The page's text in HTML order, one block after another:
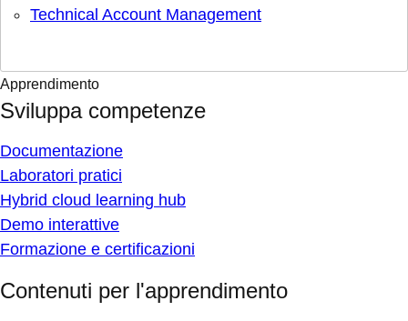
Technical Account Management
Apprendimento
Sviluppa competenze
Documentazione
Laboratori pratici
Hybrid cloud learning hub
Demo interattive
Formazione e certificazioni
Contenuti per l'apprendimento